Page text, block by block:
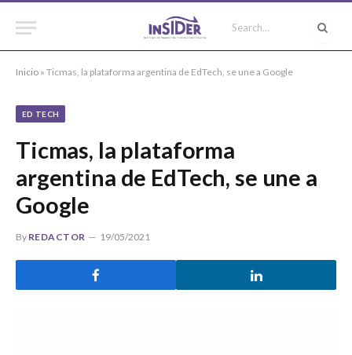
Inicio » Ticmas, la plataforma argentina de EdTech, se une a Google
ED TECH
Ticmas, la plataforma
argentina de EdTech, se une a
Google
By REDACTOR 19/05/2021